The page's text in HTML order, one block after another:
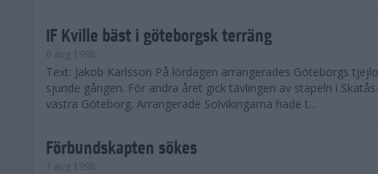
IF Kville bäst i göteborgsk terräng
8 aug 1998
Text: Jakob Karlsson På lördagen arrangerades Göteborgs
sjunde gången. För andra året gick tävlingen av stapeln i
västra Göteborg. Arrangerade Solvikingarna hade t...
Förbundskapten sökes
7 aug 1998